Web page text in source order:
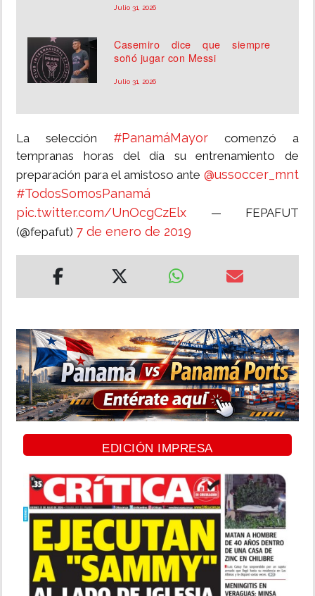
Julio 31, 2026
Casemiro dice que siempre
soñó jugar con Messi
Julio 31, 2026
La selección #PanamáMayor comenzó a
tempranas horas del día su entrenamiento de
preparación para el amistoso ante @ussoccer_mnt
#TodosSomosPanamá
pic.twitter.com/UnOcgCzElx — FEPAFUT
(@fepafut) 7 de enero de 2019
EDICIÓN IMPRESA